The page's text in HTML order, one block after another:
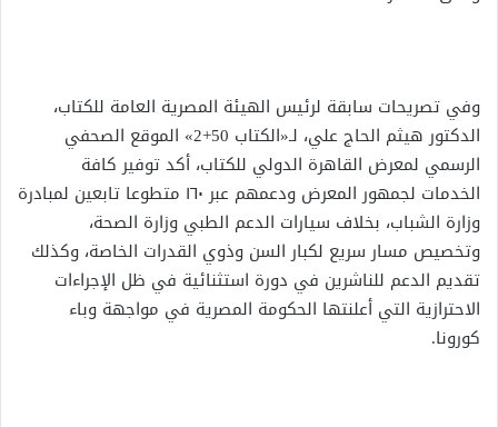
وفي تصريحات سابقة لرئيس الهيئة المصرية العامة للكتاب،
الدكتور هيثم الحاج علي، لـ«الكتاب 50+2» الموقع الصحفي
الرسمي لمعرض القاهرة الدولي للكتاب، أكد توفير كافة
الخدمات لجمهور المعرض ودعمهم عبر ١٦٠ متطوعا تابعين لمبادرة
وزارة الشباب، بخلاف سيارات الدعم الطبي وزارة الصحة،
وتخصيص مسار سريع لكبار السن وذوي القدرات الخاصة، وكذلك
تقديم الدعم للناشرين في دورة استثنائية في ظل الإجراءات
الاحترازية التي أعلنتها الحكومة المصرية في مواجهة وباء
كورونا.